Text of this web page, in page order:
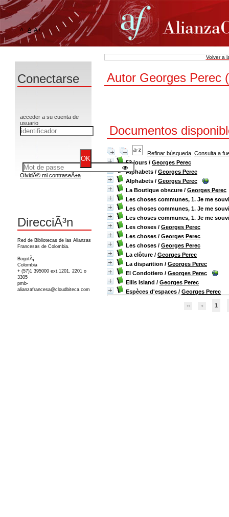
Volver a
Autor Georges Perec
Documentos
Refinar búsqueda Consulta a
53 jours / Georges Perec
Alphabets / Georges Perec
Alphabets / Georges Perec
La Boutique obscure / Georges Perec
Les choses communes, 1. Je me
Les choses communes, 1. Je me
Les choses communes, 1. Je me
Les choses / Georges Perec
Les choses / Georges Perec
Les choses / Georges Perec
La clôture / Georges Perec
La disparition / Georges Perec
El Condotiero / Georges Perec
Ellis Island / Georges Perec
Espèces d'espaces / Georges Perec
1
A- A A+
Conectarse
acceder a su cuenta de
usuario
OlvidÃ© mi contraseÃ±a
DirecciÃ³n
Red de Bibliotecas de las Alianzas
Francesas de Colombia.
BogotÃ¡
Colombia
+ (57)1 395000 ext.1201, 2201 o
3305
pmb-
alianzafrancesa@cloudbiteca.com